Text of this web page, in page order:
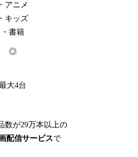
・アニメ
・キッズ
・書籍
◎
大4台
数が29万本以上の
配信サービスで